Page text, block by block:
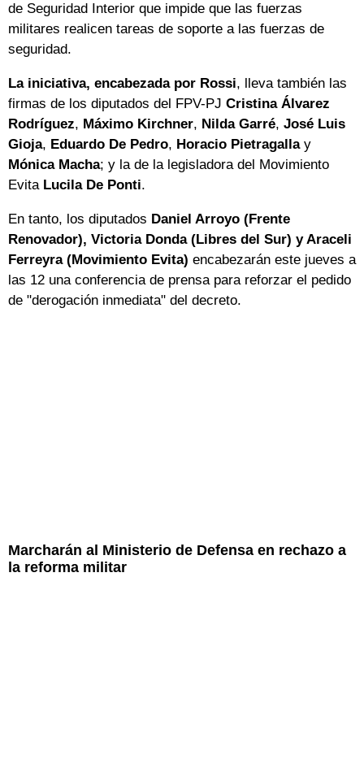
de Seguridad Interior que impide que las fuerzas
militares realicen tareas de soporte a las fuerzas de
seguridad.
La iniciativa, encabezada por Rossi, lleva también las
firmas de los diputados del FPV-PJ Cristina Álvarez
Rodríguez, Máximo Kirchner, Nilda Garré, José Luis
Gioja, Eduardo De Pedro, Horacio Pietragallay
Mónica Macha; y la de la legisladora del Movimiento
Evita Lucila De Ponti.
En tanto, los diputados Daniel Arroyo (Frente
Renovador), Victoria Donda (Libres del Sur) y Araceli
Ferreyra (Movimiento Evita) encabezarán este jueves a
las 12 una conferencia de prensa para reforzar el pedido
de "derogación inmediata" del decreto.
Marcharán al Ministerio de Defensa en rechazo a
la reforma militar